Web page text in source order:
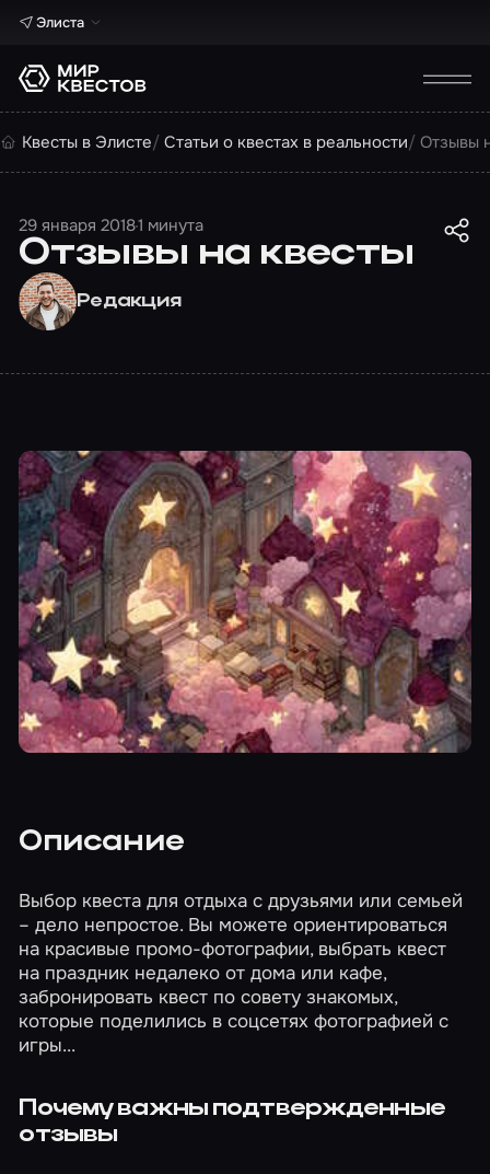
Элиста
Квесты в Элисте Статьи о квестах в реальности Отзывы
29 января 20181 минута
Отзывы на квесты
Редакция
Описание
Выбор квеста для отдыха с друзьями или семьей
– дело непростое. Вы можете ориентироваться
на красивые промо-фотографии, выбрать квест
на праздник недалеко от дома или кафе,
забронировать квест по совету знакомых,
которые поделились в соцсетях фотографией с
игры...
Почему важны подтвержденные
отзывы